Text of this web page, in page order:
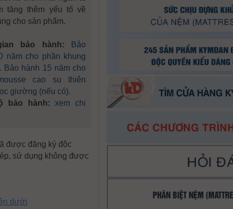
tăng thêm yếu tố về
cho sản phẩm.
bảo hành:
Bảo
năm cho phần khung
Bảo hành 15 năm cho
cao su thiên
giường (nếu có).
bảo hành:
xem chi
được đăng ký độc
sử dụng không được
dưới